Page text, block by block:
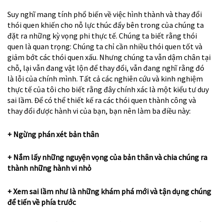
Suy nghĩ mang tính phổ biến về việc hình thành và thay đổi
thói quen khiến cho nỗ lực thúc đẩy bên trong của chúng ta
đặt ra những kỳ vọng phi thực tế. Chúng ta biết rằng thói
quen là quan trọng: Chúng ta chỉ cần nhiều thói quen tốt và
giảm bớt các thói quen xấu. Nhưng chúng ta vẫn dậm chân tại
chỗ, lại vẫn đang vật lộn để thay đổi, vẫn đang nghĩ rằng đó
là lỗi của chính mình. Tất cả các nghiên cứu và kinh nghiệm
thực tế của tôi cho biết rằng đây chính xác là một kiểu tư duy
sai lầm. Để có thể thiết kế ra các thói quen thành công và
thay đổi được hành vi của bạn, bạn nên làm ba điều này:
+ Ngừng phán xét bản thân
+ Nắm lấy những nguyện vọng của bản thân và chia chúng ra
thành những hành vi nhỏ
+ Xem sai lầm như là những khám phá mới và tận dụng chúng
để tiến về phía trước